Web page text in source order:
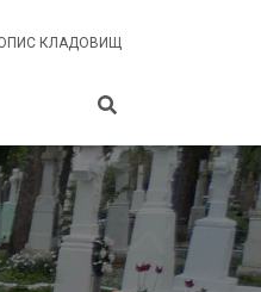
КЛАДОВИЩ